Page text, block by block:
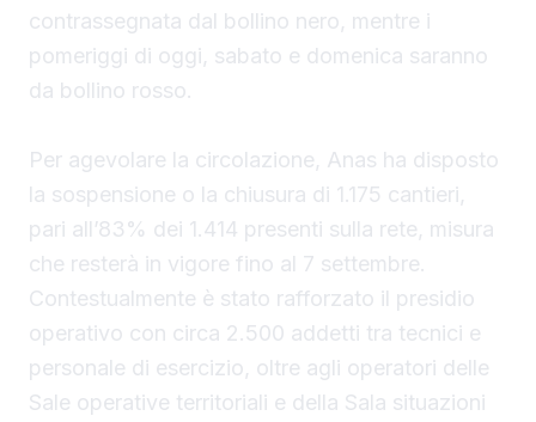
contrassegnata dal bollino nero, mentre i
pomeriggi di oggi, sabato e domenica saranno
da bollino rosso.
Per agevolare la circolazione, Anas ha disposto
la sospensione o la chiusura di 1.175 cantieri,
pari all’83% dei 1.414 presenti sulla rete, misura
che resterà in vigore fino al 7 settembre.
Contestualmente è stato rafforzato il presidio
operativo con circa 2.500 addetti tra tecnici e
personale di esercizio, oltre agli operatori delle
Sale operative territoriali e della Sala situazioni